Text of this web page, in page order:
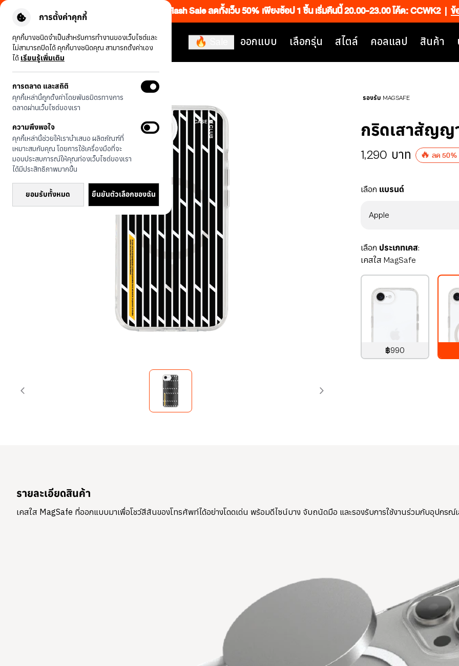
การตั้งค่าคุกกี้
คุกกี้บางชนิดจำเป็นสำหรับการทำงานของเว็บไซต์และ
ไม่สามารถปิดได้ คุกกี้บางชนิดคุณ สามารถตั้งค่าเอง
ได้ เรียนรู้เพิ่มเติม
การตลาด และสถิติ
คุกกี้เหล่านี้ถูกตั้งค่าโดยพันธมิตรทางการ
ตลาดผ่านเว็บไซต์ของเรา
ความพึงพอใจ
คุกกี้เหล่านี้ช่วยให้เรานำเสนอ ผลิตภัณฑ์ที่
เหมาะสมกับคุณ โดยการใช้เครื่องมือที่จะ
มอบประสบการณ์ให้คุณท่องเว็บไซต์ของเรา
ได้มีประสิทธิภาพมากขึ้น
ยอมรับทั้งหมด ยืนยันตัวเลือกของฉัน
Flash Sale ลดทั้งเว็บ 50% เพียงช้อป 1 ชิ้น เริ่มคืนนี้ 20.00-23.00 โค้ด: CCWK2 | ข้
🔥 Sale ออกแบบ เลือกรุ่น สไตล์ คอลแลป สินค้า
รุ่นทั้งหมด กริดเสาสัญญาณ
รองรับ MAGSAFE
กริดเสาสัญ
1,290 บาท 🔥 ลด 50%
เลือก แบรนด์
Apple
เลือก ประเภทเคส:
เคสใส MagSafe
฿990
รายละเอียดสินค้า
เคสใส MagSafe ที่ออกแบบมาเพื่อโชว์สีสันของโทรศัพท์ได้อย่างโดดเด่น พร้อมดีไซน์บาง จับถนัดมือ และรองรับการใช้งานร่วมกับอุปกร